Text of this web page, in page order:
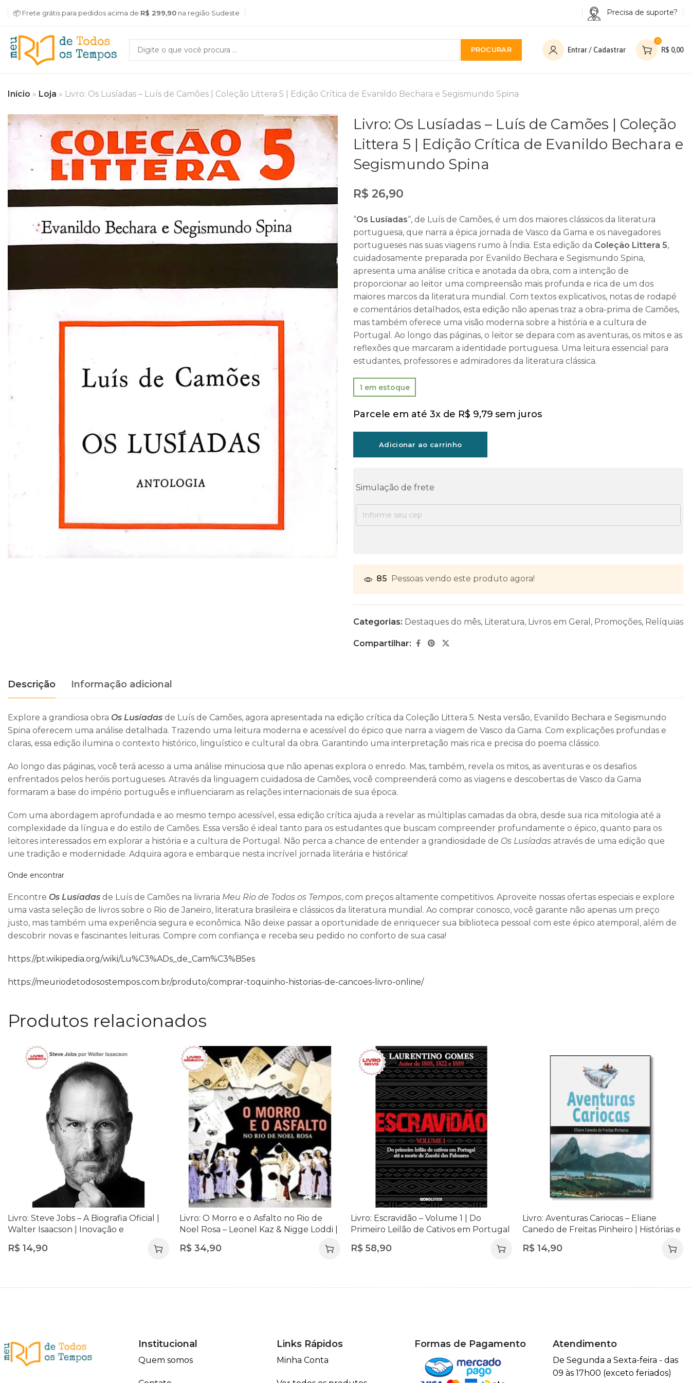
📦 Frete grátis para pedidos acima de R$ 299,90 na região Sudeste Precisa de suporte?
PROCURAR Entrar / Cadastrar
0
R$ 0,00
Início » Loja » Livro: Os Lusíadas – Luís de Camões | Coleção Littera 5 | Edição Crítica de Evanildo Bechara e Segismundo Spina
Livro: Os Lusíadas – Luís de Camões | Coleção
Littera 5 | Edição Crítica de Evanildo Bechara e
Segismundo Spina
R$ 26,90
“Os Lusíadas“, de Luís de Camões, é um dos maiores clássicos da literatura
portuguesa, que narra a épica jornada de Vasco da Gama e os navegadores
portugueses nas suas viagens rumo à Índia. Esta edição da Coleção Littera 5,
cuidadosamente preparada por Evanildo Bechara e Segismundo Spina,
apresenta uma análise crítica e anotada da obra, com a intenção de
proporcionar ao leitor uma compreensão mais profunda e rica de um dos
maiores marcos da literatura mundial. Com textos explicativos, notas de rodapé
e comentários detalhados, esta edição não apenas traz a obra-prima de Camões,
mas também oferece uma visão moderna sobre a história e a cultura de
Portugal. Ao longo das páginas, o leitor se depara com as aventuras, os mitos e as
reflexões que marcaram a identidade portuguesa. Uma leitura essencial para
estudantes, professores e admiradores da literatura clássica.
1 em estoque
Parcele em até 3x de R$ 9,79 sem juros
Adicionar ao carrinho
Simulação de frete
85 Pessoas vendo este produto agora!
Categorias: Destaques do mês, Literatura, Livros em Geral , Promoções, Relíquias
Compartilhar:
Descrição Informação adicional
Explore a grandiosa obra Os Lusíadas de Luís de Camões, agora apresentada na edição crítica da Coleção Littera 5. Nesta versão, Evanildo Bechara e Segismundo
Spina oferecem uma análise detalhada. Trazendo uma leitura moderna e acessível do épico que narra a viagem de Vasco da Gama. Com explicações profundas e
claras, essa edição ilumina o contexto histórico, linguístico e cultural da obra. Garantindo uma interpretação mais rica e precisa do poema clássico.
Ao longo das páginas, você terá acesso a uma análise minuciosa que não apenas explora o enredo. Mas, também, revela os mitos, as aventuras e os desafios
enfrentados pelos heróis portugueses. Através da linguagem cuidadosa de Camões, você compreenderá como as viagens e descobertas de Vasco da Gama
formaram a base do império português e influenciaram as relações internacionais de sua época.
Com uma abordagem aprofundada e ao mesmo tempo acessível, essa edição crítica ajuda a revelar as múltiplas camadas da obra, desde sua rica mitologia até a
complexidade da língua e do estilo de Camões. Essa versão é ideal tanto para os estudantes que buscam compreender profundamente o épico, quanto para os
leitores interessados em explorar a história e a cultura de Portugal. Não perca a chance de entender a grandiosidade de Os Lusíadas através de uma edição que
une tradição e modernidade. Adquira agora e embarque nesta incrível jornada literária e histórica!
Onde encontrar
Encontre Os Lusíadas de Luís de Camões na livraria Meu Rio de Todos os Tempos, com preços altamente competitivos. Aproveite nossas ofertas especiais e explore
uma vasta seleção de livros sobre o Rio de Janeiro, literatura brasileira e clássicos da literatura mundial. Ao comprar conosco, você garante não apenas um preço
justo, mas também uma experiência segura e econômica. Não deixe passar a oportunidade de enriquecer sua biblioteca pessoal com este épico atemporal, além de
descobrir novas e fascinantes leituras. Compre com confiança e receba seu pedido no conforto de sua casa!
https://pt.wikipedia.org/wiki/Lu%C3%ADs_de_Cam%C3%B5es
https://meuriodetodosostempos.com.br/produto/comprar-toquinho-historias-de-cancoes-livro-online/
Produtos relacionados
Livro: Steve Jobs – A Biografia Oficial |
Walter Isaacson | Inovação e
R$ 14,90
Livro: O Morro e o Asfalto no Rio de
Noel Rosa – Leonel Kaz & Nigge Loddi |
R$34,90
Livro: Escravidão – Volume 1 | Do
Primeiro Leilão de Cativos em Portugal
Laurentino Gomes
R$ 58,90
Livro: Aventuras Cariocas – Eliane
Canedo de Freitas Pinheiro | Histórias e
R$14,90
Institucional
Quem somos
Links Rápidos
Minha Conta
Formas de Pagamento Atendimento
De Segunda a Sexta-feira - das
09 às 17h00 (exceto feriados)